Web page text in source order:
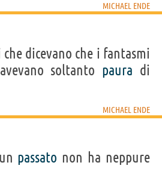
MICHAEL ENDE
dicevano che i fantasmi
soltanto paura di
MICHAEL ENDE
passato non ha neppure